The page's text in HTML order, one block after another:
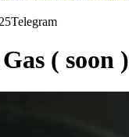
Telegram
( soon )